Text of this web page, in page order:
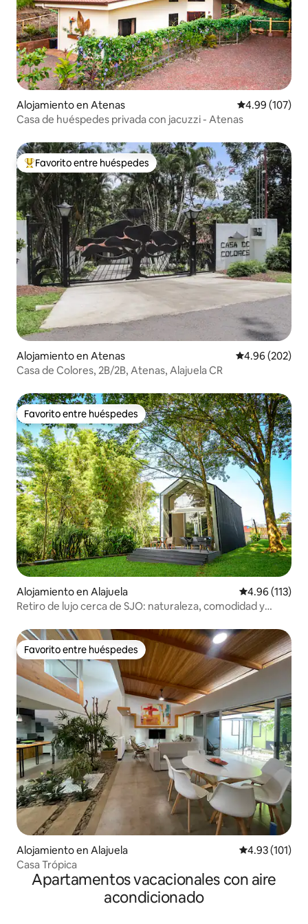
Alojamiento en Atenas Calificación
4.99 (107)
Casa de huéspedes privada con jacuzzi - Atenas
Favorito entre huéspedes preferido
Favorito entre huéspedes
Alojamiento en Atenas Calificación
4.96 (202)
Casa de Colores, 2B/2B, Atenas, Alajuela CR
Favorito entre huéspedes
Favorito entre huéspedes
Alojamiento en Alajuela Calificación
4.96 (113)
Retiro de lujo cerca de SJO: naturaleza, comodidad y
Favorito entre huéspedes
Favorito entre huéspedes
Alojamiento en Alajuela Calificación
4.93 (101)
Casa Trópica
Apartamentos vacacionales con aire
acondicionado